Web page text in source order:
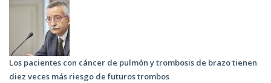
Los pacientes con cáncer de pulmón y trombosis de brazo tienen
diez veces más riesgo de futuros trombos